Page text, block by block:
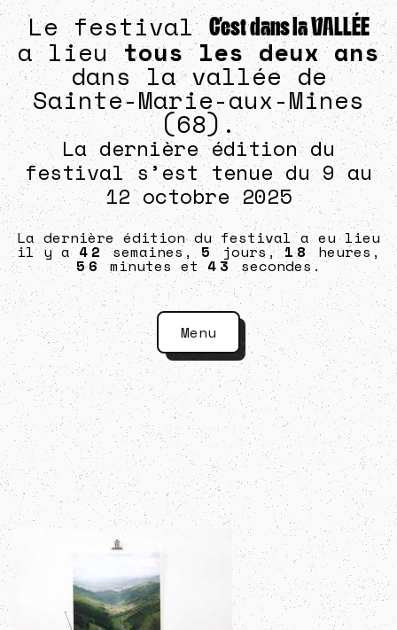
Le festivalC’est dans la VALLÉE
a lieutous les deux ans
dans la vallée de
Sainte-Marie-aux-Mines
(68).
La dernière édition du
festival s’est tenue du 9 au
12 octobre 2025
La dernière édition du festival a eu lieu
il y a 42 semaines, 5 jours,18 heures,
56 minutes et 43 secondes.
Menu